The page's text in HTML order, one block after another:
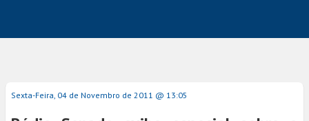
Sexta-Feira, 04 de Novembro de 2011 @ 13:05